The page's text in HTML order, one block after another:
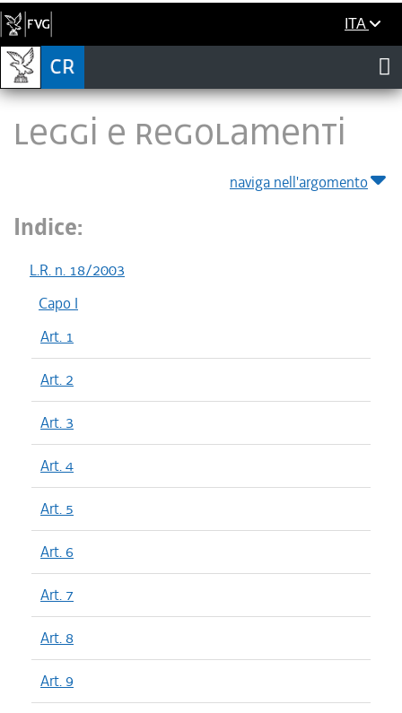
ITA
LEGGI E REGOLAMENTI
naviga nell'argomento
Indice:
L.R. n. 18/2003
Capo I
Art. 1
Art. 2
Art. 3
Art. 4
Art. 5
Art. 6
Art. 7
Art. 8
Art. 9